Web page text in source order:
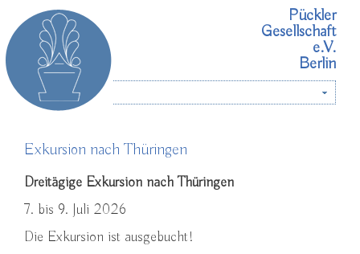
Pückler
Gesellschaft
e.V.
Berlin
Menü
Exkursion nach Thüringen
Dreitägige Exkursion nach Thüringen
7. bis 9. Juli 2026
Die Exkursion ist ausgebucht!